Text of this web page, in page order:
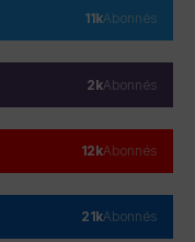
11kAbonnés
2kAbonnés
12kAbonnés
21kAbonnés